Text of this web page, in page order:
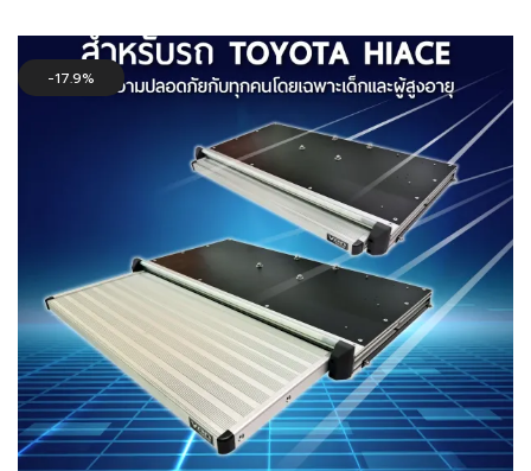
28,000฿.23,000฿.
17.9%